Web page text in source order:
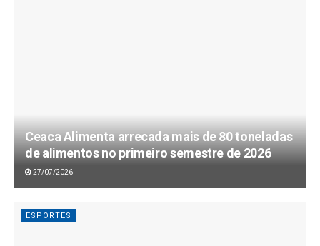
Ceaca Alimenta arrecada mais de 80 toneladas
de alimentos no primeiro semestre de 2026
27/07/2026
ESPORTES